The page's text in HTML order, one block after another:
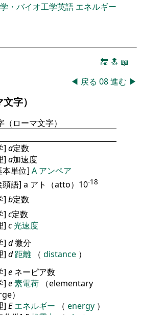
・バイオ工学英語 エネルギー
🔚 🔝 📖
◀ 戻る 08進む ▶
字）
（ローマ文字）
] a定数
] a加速度
本単位] A アンペア
頭語] a アト（atto）10-18
] b定数
] c定数
] c光速度
] d微分
] d 距離 （ distance ）
] e ネーピア数
] e素電荷
（elementary
）
] E エネルギー （ energy ）